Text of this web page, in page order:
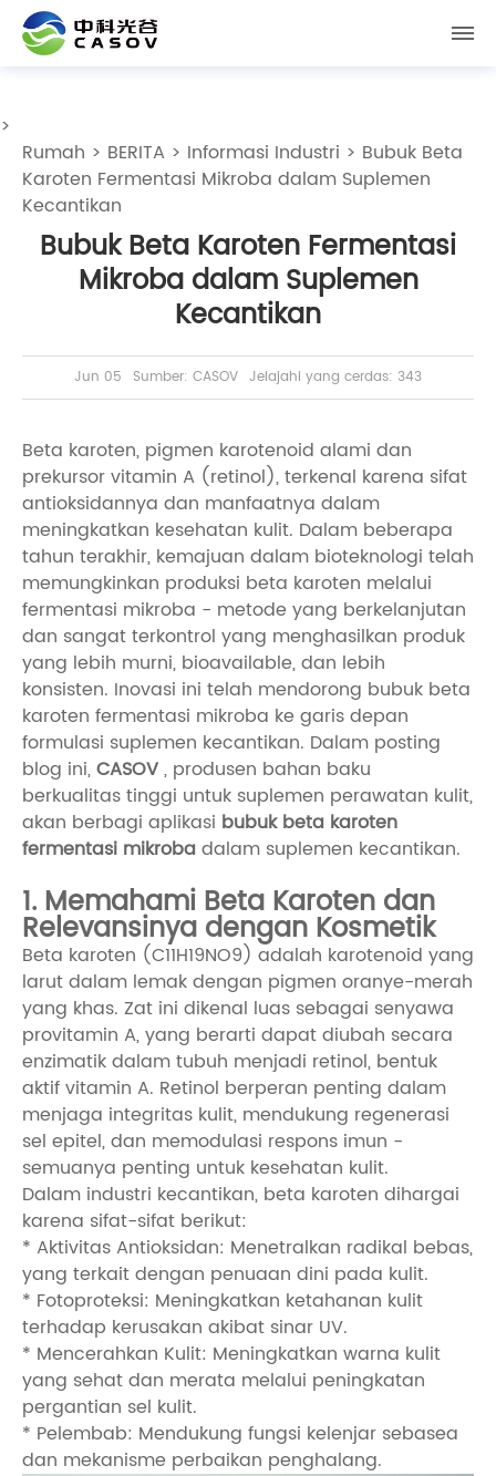
>
Rumah > BERITA > Informasi Industri > Bubuk Beta
Karoten Fermentasi Mikroba dalam Suplemen
Kecantikan
Bubuk Beta Karoten Fermentasi
Mikroba dalam Suplemen
Kecantikan
Jun 05 Sumber: CASOV Jelajahi yang cerdas: 343
Beta karoten, pigmen karotenoid alami dan
prekursor vitamin A (retinol), terkenal karena sifat
antioksidannya dan manfaatnya dalam
meningkatkan kesehatan kulit. Dalam beberapa
tahun terakhir, kemajuan dalam bioteknologi telah
memungkinkan produksi beta karoten melalui
fermentasi mikroba - metode yang berkelanjutan
dan sangat terkontrol yang menghasilkan produk
yang lebih murni, bioavailable, dan lebih
konsisten. Inovasi ini telah mendorong bubuk beta
karoten fermentasi mikroba ke garis depan
formulasi suplemen kecantikan. Dalam posting
blog ini,CASOV, produsen bahan baku
berkualitas tinggi untuk suplemen perawatan kulit,
akan berbagi aplikasi bubuk beta karoten
fermentasi mikrobadalam suplemen kecantikan.
1. Memahami Beta Karoten dan
Relevansinya dengan Kosmetik
Beta karoten (C11H19NO9) adalah karotenoid yang
larut dalam lemak dengan pigmen oranye-merah
yang khas. Zat ini dikenal luas sebagai senyawa
provitamin A, yang berarti dapat diubah secara
enzimatik dalam tubuh menjadi retinol, bentuk
aktif vitamin A. Retinol berperan penting dalam
menjaga integritas kulit, mendukung regenerasi
sel epitel, dan memodulasi respons imun -
semuanya penting untuk kesehatan kulit.
Dalam industri kecantikan, beta karoten dihargai
karena sifat-sifat berikut:
* Aktivitas Antioksidan: Menetralkan radikal bebas,
yang terkait dengan penuaan dini pada kulit.
* Fotoproteksi: Meningkatkan ketahanan kulit
terhadap kerusakan akibat sinar UV.
* Mencerahkan Kulit: Meningkatkan warna kulit
yang sehat dan merata melalui peningkatan
pergantian sel kulit.
* Pelembab: Mendukung fungsi kelenjar sebasea
dan mekanisme perbaikan penghalang.